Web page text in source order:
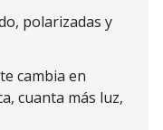
polarizadas y
cambia en
cuanta más luz,